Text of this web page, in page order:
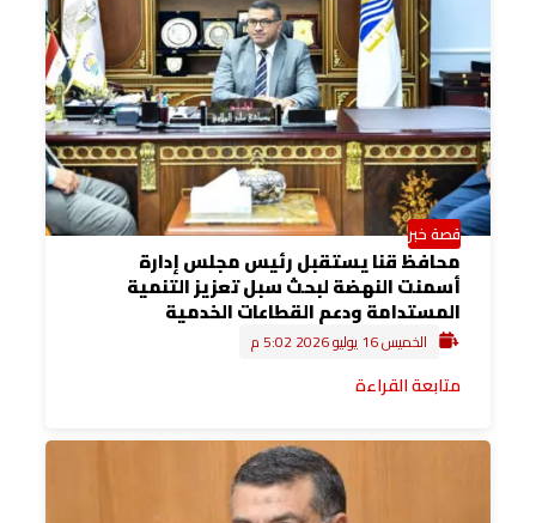
قصة خبر
محافظ قنا يستقبل رئيس مجلس إدارة
أسمنت النهضة لبحث سبل تعزيز التنمية
المستدامة ودعم القطاعات الخدمية
الخميس 16 يوليو 2026 5:02 م
متابعة القراءة